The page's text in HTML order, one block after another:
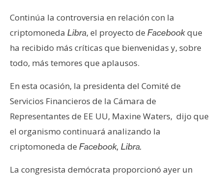
c
i
n
E
t
e
r
e
m
Continúa la controversia en relación con la
criptomoneda Libra, el proyecto de Facebookque
ha recibido más críticas que bienvenidas y, sobre
todo, más temores que aplausos.
En esta ocasión, la presidenta del Comité de
Servicios Financieros de la Cámara de
Representantes de EE UU, Maxine Waters, dijo que
el organismo continuará analizando la
criptomoneda de Facebook, Libra.
La congresista demócrata proporcionó ayer un